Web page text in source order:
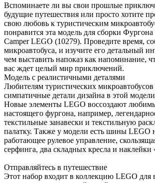
Вспоминаете ли вы свои прошлые
будущие путешествия или просто хотите
свою любовь к туристическим
понравится эта модель для сборки
Camper LEGO (10279). Проведите время,
микроавтобуса, и изучите его детальный
чем выставить напоказ как напоминание,
вас ждет целый мир приключений.
Модель с реалистичными деталями
Любителям туристических микроавтобусов
симпатичные детали дизайна в этой
Новые элементы LEGO воссоздают
настоящего фургона, например,
текстильные занавески и текстильную
палатку. Также у модели есть шины LEGO
работающее рулевое управление,
серфинга, два складных кресла и наклейки
Отправляйтесь в путешествие
Этот набор входит в коллекцию LEGO для